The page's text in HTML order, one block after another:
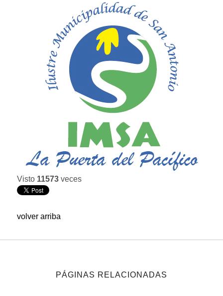
Visto 11573 veces
volver arriba
PÁGINAS RELACIONADAS